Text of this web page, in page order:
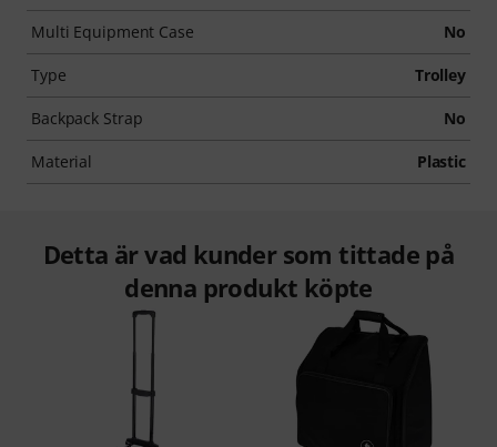
Multi Equipment Case No
Type Trolley
Backpack Strap No
Material Plastic
Detta är vad kunder som tittade på
denna produkt köpte